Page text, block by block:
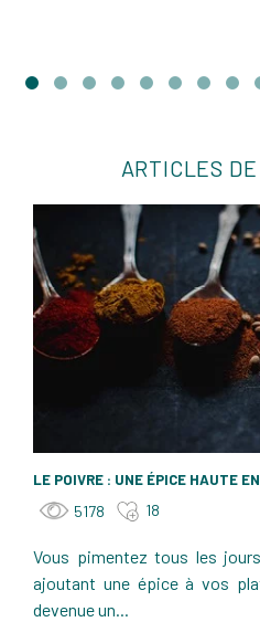
ARTICLES
LE POIVRE : UNE ÉPICE HAUTE
5178 18
Vous pimentez tous les
ajoutant une épice à vos
devenue un...